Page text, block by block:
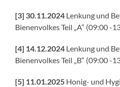
[3] 30.11.2024 Lenkung und
Bienenvolkes Teil „A“ (09:00 -
[4] 14.12.2024 Lenkung und
Bienenvolkes Teil „B“ (09:00 -
[5] 11.01.2025 Honig- und